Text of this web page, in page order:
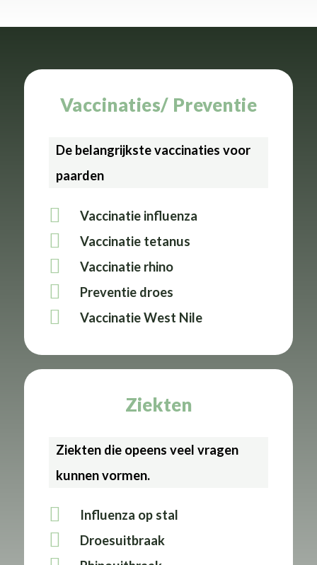
Vaccinaties/ Preventie
De belangrijkste vaccinaties voor
paarden
Vaccinatie influenza
Vaccinatie tetanus
Vaccinatie rhino
Preventie droes
Vaccinatie West Nile
Ziekten
Ziekten die opeens veel vragen
kunnen vormen.
Influenza op stal
Droesuitbraak